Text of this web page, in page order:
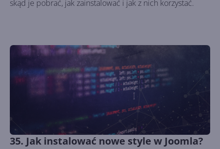
skąd je pobrać, jak zainstalować i jak z nich korzystać.
35. Jak instalować nowe style w Joomla?